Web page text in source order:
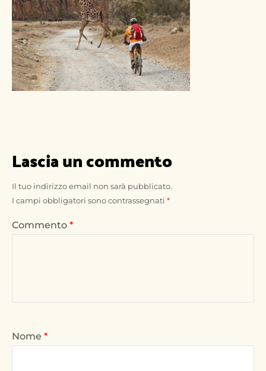
Lascia un commento
Il tuo indirizzo email non sarà pubblicato.
I campi obbligatori sono contrassegnati *
Commento *
Nome *